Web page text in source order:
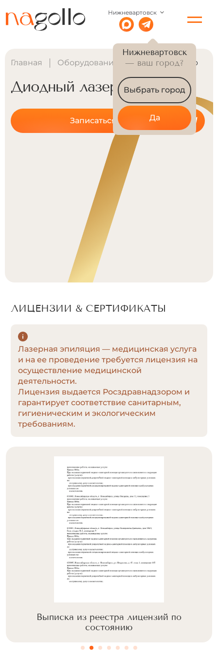
Нижневартовск
Нижневартовск
— ваш город?
Выбрать город
Да
Главная Оборудование Диодный лазер
Диодный лазер
Записаться
ЛИЦЕНЗИИ & СЕРТИФИКАТЫ
Лазерная эпиляция — медицинская услуга
и на ее проведение требуется лицензия на
осуществление медицинской
деятельности.
Лицензия выдается Росздравнадзором и
гарантирует соответствие санитарным,
гигиеническим и экологическим
требованиям.
Выписка из реестра лицензий по
состоянию